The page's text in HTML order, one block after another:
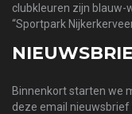
clubkleuren zijn blauw-
“Sportpark
Binnenkort starten we
deze email nieuwsbrief